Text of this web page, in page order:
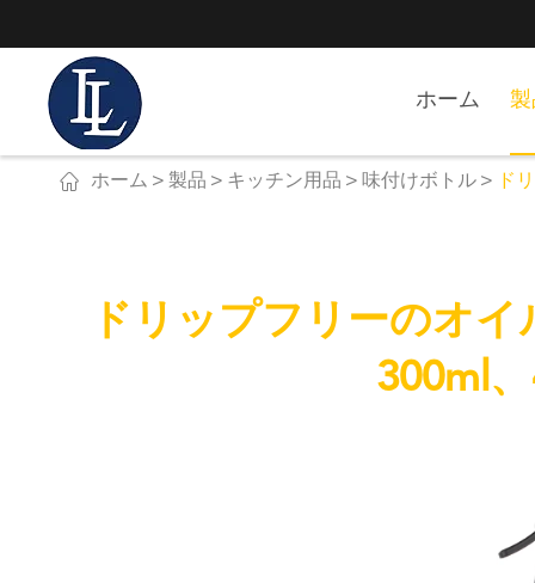
ホーム
 ホーム 製品 キッチン用品 味付けボトル ド
ドリップフリーのオ
300ml